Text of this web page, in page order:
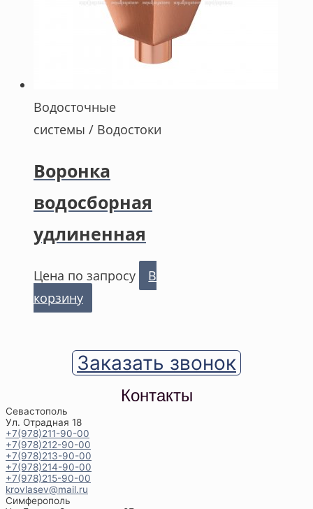
Водосточные
системы / Водостоки
Воронка
водосборная
удлиненная
Цена по запросу
В
корзину
Заказать звонок
Контакты
Севастополь
Ул. Отрадная 18
+7(978)211-90-00
+7(978)212-90-00
+7(978)213-90-00
+7(978)214-90-00
+7(978)215-90-00
krovlasev@mail.ru
Симферополь